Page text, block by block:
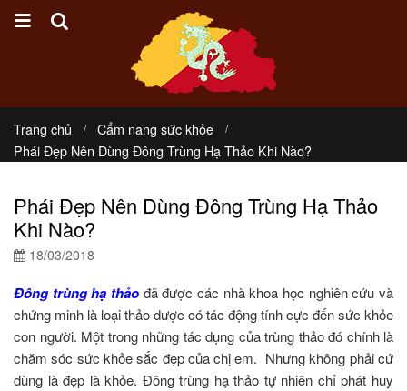
Trang chủ
Cẩm nang sức khỏe
Phái Đẹp Nên Dùng Đông Trùng Hạ Thảo Khi Nào?
Phái Đẹp Nên Dùng Đông Trùng Hạ Thảo
Khi Nào?
18/03/2018
Đông trùng hạ thảo đã được các nhà khoa học nghiên cứu và
chứng minh là loại thảo dược có tác động tính cực đến sức khỏe
con người. Một trong những tác dụng của trùng thảo đó chính là
chăm sóc sức khỏe sắc đẹp của chị em. Nhưng không phải cứ
dùng là đẹp là khỏe. Đông trùng hạ thảo tự nhiên chỉ phát huy